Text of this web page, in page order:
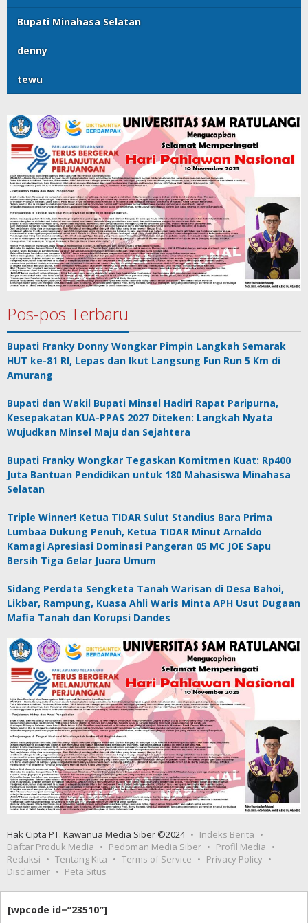
Bupati Minahasa Selatan
denny
tewu
Pos-pos Terbaru
Bupati Franky Donny Wongkar Pimpin Langkah Semarak
HUT ke-81 RI, Lepas dan Ikut Langsung Fun Run 5 Km di
Amurang
Bupati dan Wakil Bupati Minsel Hadiri Rapat Paripurna,
Kesepakatan KUA-PPAS 2027 Diteken: Langkah Nyata
Wujudkan Minsel Maju dan Sejahtera
Bupati Franky Wongkar Tegaskan Komitmen Kuat: Rp400
Juta Bantuan Pendidikan untuk 180 Mahasiswa Minahasa
Selatan
Triple Winner! Ketua TIDAR Sulut Standius Bara Prima
Lumbaa Dukung Penuh, Ketua TIDAR Minut Arnaldo
Kamagi Apresiasi Dominasi Pangeran 05 MC JOE Sapu
Bersih Tiga Gelar Juara Umum
Sidang Perdata Sengketa Tanah Warisan di Desa Bahoi,
Likbar, Rampung, Kuasa Ahli Waris Minta APH Usut Dugaan
Mafia Tanah dan Korupsi Dandes
Hak Cipta PT. Kawanua Media Siber ©2024
Indeks Berita
Daftar Produk Media
Pedoman Media Siber
Profil Media
Redaksi
Tentang Kita Terms of Service
Privacy Policy
Disclaimer
Peta Situs
[wpcode id=”23510″]